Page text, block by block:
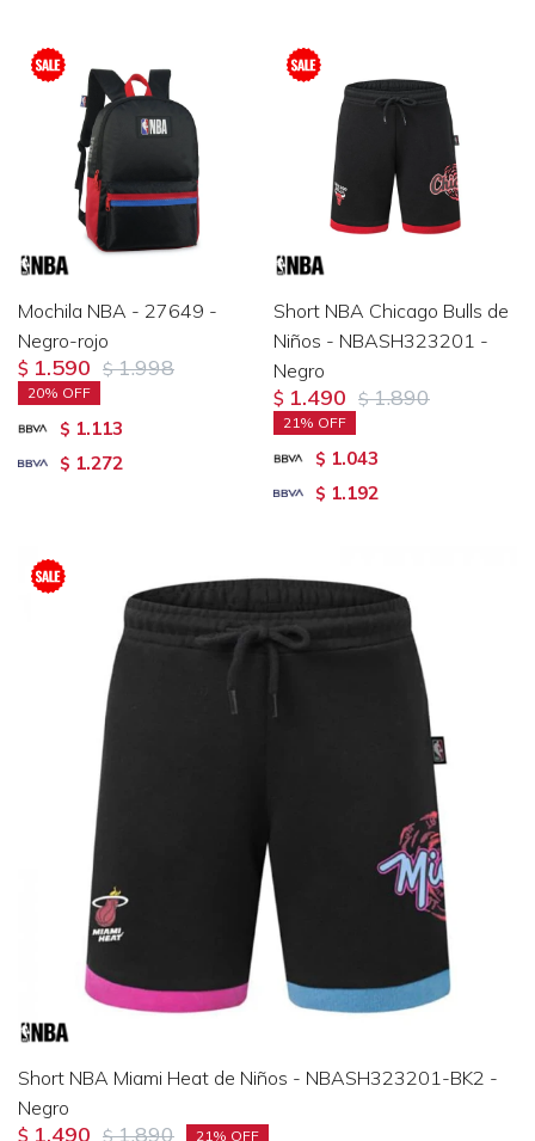
Mochila NBA - 27649 -
Negro-rojo
$ 1.590 $ 1.998
20
$ 1.113
$ 1.272
Short NBA Chicago Bulls de
Niños - NBASH323201 -
Negro
$ 1.490 $ 1.890
21
$ 1.043
$ 1.192
Short NBA Miami Heat de Niños - NBASH323201-BK2 -
Negro
$ 1.490 $ 1.890 21